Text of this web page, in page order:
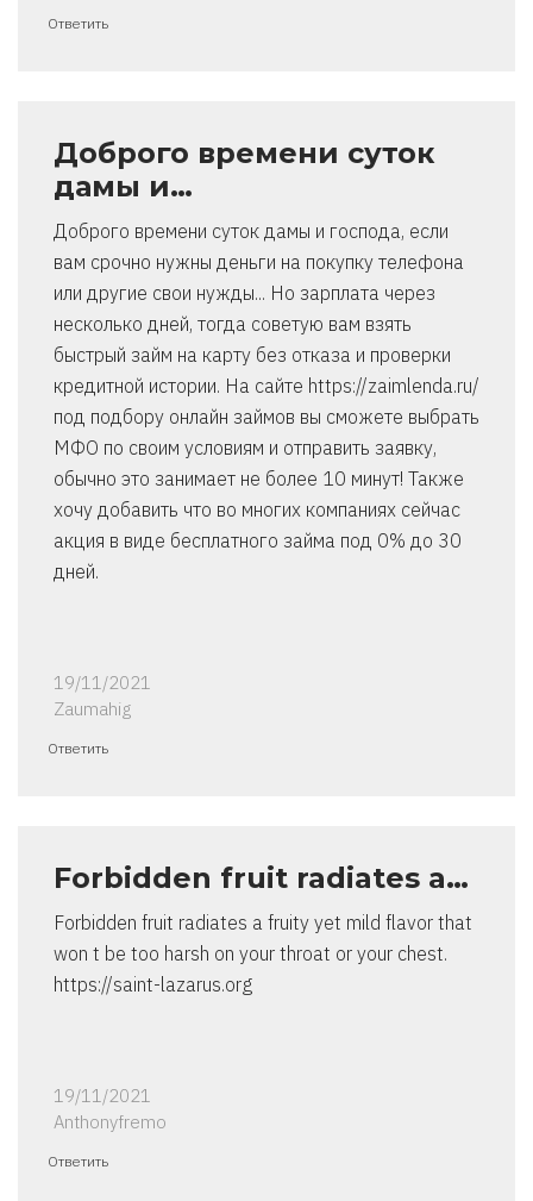
Ответить
Доброго времени суток
дамы и…
Доброго времени суток дамы и господа, если
вам срочно нужны деньги на покупку телефона
или другие свои нужды... Но зарплата через
несколько дней, тогда советую вам взять
быстрый займ на карту без отказа и проверки
кредитной истории. На сайте https://zaimlenda.ru/
под подбору онлайн займов вы сможете выбрать
МФО по своим условиям и отправить заявку,
обычно это занимает не более 10 минут! Также
хочу добавить что во многих компаниях сейчас
акция в виде бесплатного займа под 0% до 30
дней.
19/11/2021
Zaumahig
Ответить
Forbidden fruit radiates a…
Forbidden fruit radiates a fruity yet mild flavor that
won t be too harsh on your throat or your chest.
https://saint-lazarus.org
19/11/2021
Anthonyfremo
Ответить